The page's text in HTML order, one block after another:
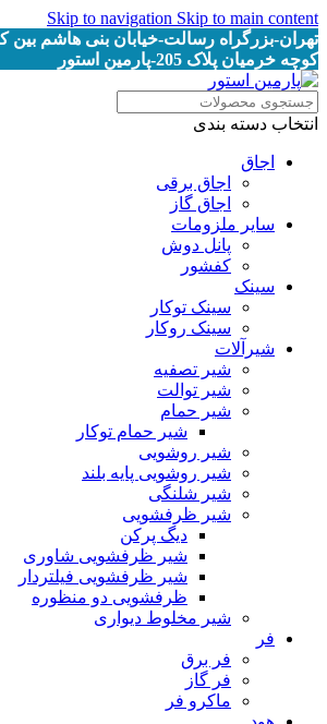
Skip to navigation Skip to main content
تهران-بزرگراه رسالت-خیابان بنی هاشم
کوچه خرمیان پلاک 205-پارمین استور
انتخاب دسته بندی
اجاق
اجاق برقى
اجاق گاز
سایر ملزومات
پانل دوش
کفشور
سینک
سینک توکار
سینک روکار
شیرآلات
شیر تصفیه
شیر توالت
شیر حمام
شیر حمام توکار
شیر روشویی
شیر روشویی پایه بلند
شیر شلنگی
شیر ظرفشویی
دیگ پرکن
شیر ظرفشویی شاوری
شیر ظرفشویی فیلتردار
ظرفشویی دو منظوره
شیر مخلوط دیواری
فر
فر برق
فر گاز
ماكرو فر